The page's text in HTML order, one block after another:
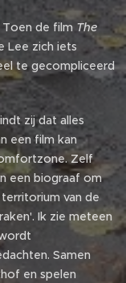
Toen de film The
Lee zich iets
te gecompliceerd
zij dat alles
een film kan
Zelf
een biograaf om
van de
Ik zie meteen
Samen
en spelen